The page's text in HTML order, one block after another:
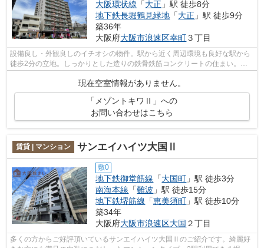
大阪環状線 「大正 」駅 徒歩8分
地下鉄長堀鶴見緑地 「大正 」駅 徒歩9分
築36年
大阪府大阪市浪速区幸町３丁目
設備良し・外観良しのイチオシの物件。駅から近く周辺環境も良好な駅から
徒歩2分の立地。しっかりとした造りの鉄骨鉄筋コンクリートの住まい。新
現在空室情報がありません。
「メゾントキワⅡ」への
お問い合わせはこちら
賃貸 | マンション サンエイハイツ大国Ⅱ
敷0
地下鉄御堂筋線 「大国町 」駅 徒歩3分
南海本線 「難波 」駅 徒歩15分
地下鉄堺筋線 「恵美須町 」駅 徒歩10分
築34年
大阪府大阪市浪速区大国 ２丁目
多くの方からご好評頂いているサンエイハイツ大国Ⅱのご紹介です。綺麗好